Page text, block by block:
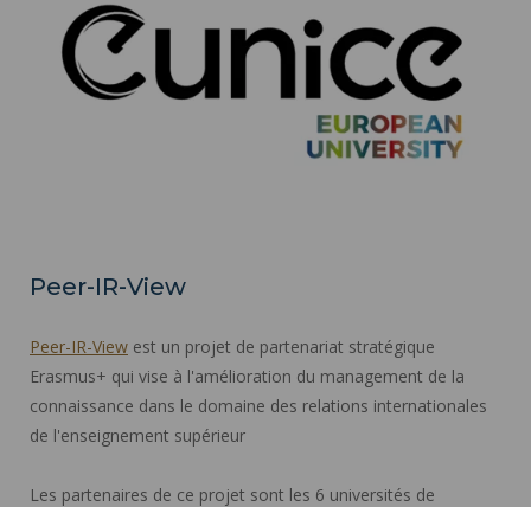
Peer-IR-View
Peer-IR-View est un projet de partenariat stratégique
Erasmus+ qui vise à l'amélioration du management de la
connaissance dans le domaine des relations internationales
de l'enseignement supérieur
Les partenaires de ce projet sont les 6 universités de